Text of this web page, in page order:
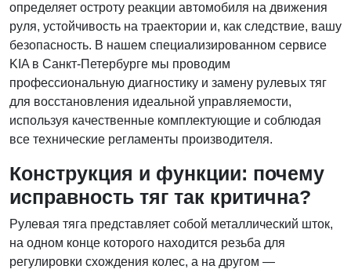
определяет остроту реакции автомобиля на движения
руля, устойчивость на траектории и, как следствие, вашу
безопасность. В нашем специализированном сервисе
KIA в Санкт-Петербурге мы проводим
профессиональную диагностику и замену рулевых тяг
для восстановления идеальной управляемости,
используя качественные комплектующие и соблюдая
все технические регламенты производителя.
Конструкция и функции: почему
исправность тяг так критична?
Рулевая тяга представляет собой металлический шток,
на одном конце которого находится резьба для
регулировки схождения колес, а на другом —